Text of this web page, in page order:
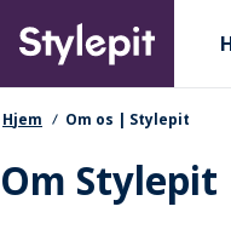
main
content
Primary
navigationssti
Hjem Om os | Stylepit
Om Stylepit